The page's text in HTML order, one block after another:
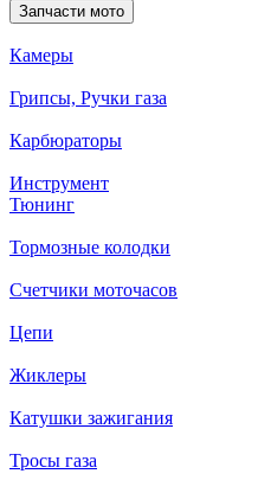
Запчасти мото
Камеры
Грипсы, Ручки газа
Карбюраторы
Инструмент
Тюнинг
Тормозные колодки
Счетчики моточасов
Цепи
Жиклеры
Катушки зажигания
Тросы газа